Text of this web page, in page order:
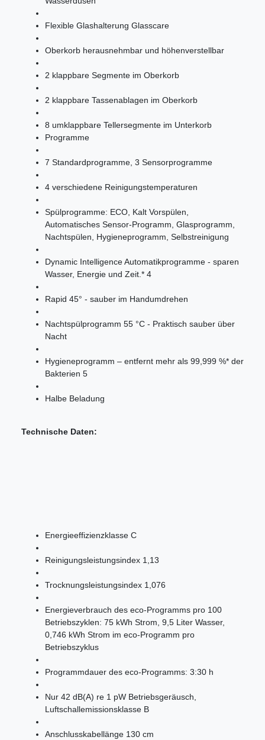
Flexible Glashalterung Glasscare
Oberkorb herausnehmbar und höhenverstellbar
2 klappbare Segmente im Oberkorb
2 klappbare Tassenablagen im Oberkorb
8 umklappbare Tellersegmente im Unterkorb
Programme
7 Standardprogramme, 3 Sensorprogramme
4 verschiedene Reinigungstemperaturen
Spülprogramme: ECO, Kalt Vorspülen,
Automatisches Sensor-Programm, Glasprogramm,
Nachtspülen, Hygieneprogramm, Selbstreinigung
Dynamic Intelligence Automatikprogramme - sparen
Wasser, Energie und Zeit.* 4
Rapid 45° - sauber im Handumdrehen
Nachtspülprogramm 55 °C - Praktisch sauber über
Nacht
Hygieneprogramm – entfernt mehr als 99,999 %* der
Bakterien 5
Halbe Beladung
Technische Daten:
Energieeffizienzklasse C
Reinigungsleistungsindex 1,13
Trocknungsleistungsindex 1,076
Energieverbrauch des eco-Programms pro 100
Betriebszyklen: 75 kWh Strom, 9,5 Liter Wasser,
0,746 kWh Strom im eco-Programm pro
Betriebszyklus
Programmdauer des eco-Programms: 3:30 h
Nur 42 dB(A) re 1 pW Betriebsgeräusch,
Luftschallemissionsklasse B
Anschlusskabellänge 130 cm